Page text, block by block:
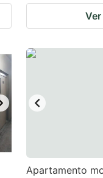
Apartamento